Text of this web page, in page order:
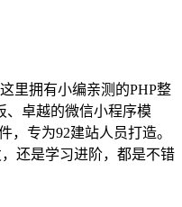
里拥有小编亲测的PHP整
、卓越的微信小程序模
，专为92建站人员打造。
还是学习进阶，都是不错